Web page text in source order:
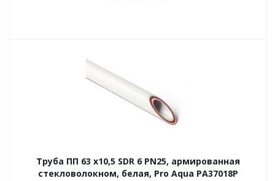
Труба ПП 63 х10,5 SDR 6 PN25, армированная
стекловолокном, белая, Pro Aqua PA37018P